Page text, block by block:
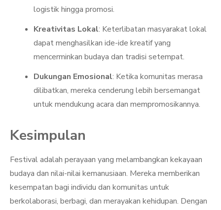
logistik hingga promosi.
Kreativitas Lokal: Keterlibatan masyarakat lokal
dapat menghasilkan ide-ide kreatif yang
mencerminkan budaya dan tradisi setempat.
Dukungan Emosional: Ketika komunitas merasa
dilibatkan, mereka cenderung lebih bersemangat
untuk mendukung acara dan mempromosikannya.
Kesimpulan
Festival adalah perayaan yang melambangkan kekayaan
budaya dan nilai-nilai kemanusiaan. Mereka memberikan
kesempatan bagi individu dan komunitas untuk
berkolaborasi, berbagi, dan merayakan kehidupan. Dengan